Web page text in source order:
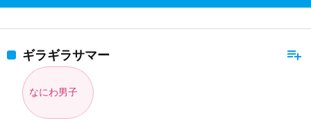
playlist_add
ギラギラサマー
なにわ男子